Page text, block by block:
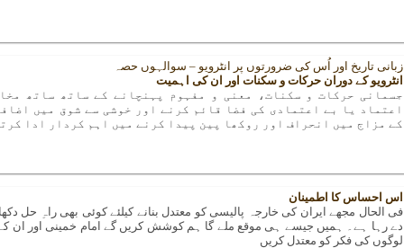
زبانی تاریخ اور اُس کی ضرورتوں پر انٹرویو – سوالہوں حصہ
انٹرویو کے دوران حرکات و سکنات اور ان کی اہمیت
جسمانی حرکات و سکنات، معنی و مفہوم پہنچانے کے ساتھ ساتھ
اعتماد یا بے اعتمادی کی فضا قائم کرنے اور خوشی سے شوق میں
کے مزاج میں انحراف اور روکھا پین پیدا کرنے میں اہم کردار ادا
اس احساس کا اطمینان
فی الحال مجھے ایران کی خارجہ پالیسی کو معتدل بنانے کیلئے کوئی بھی راہِ حل
دے رہا ہے۔ ہمیں جیسے ہی موقع ملے گا ہم کوشش کریں گے امام خمینی اور ان
لوگوں کی فکر کو معتدل کریں